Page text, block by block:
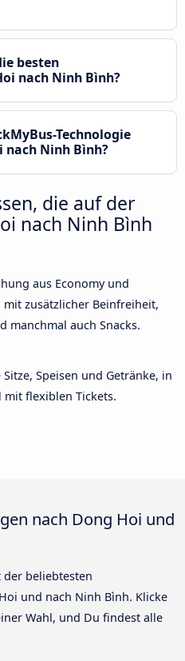
besten
nach Ninh Bình?
Technologie
nach Ninh Bình?
die auf der
nach Ninh Bình
aus Economy und
mit zusätzlicher Beinfreiheit,
manchmal auch Snacks.
Sitze, Speisen und Getränke, in
mit flexiblen Tickets.
nach Dong Hoi und
beliebtesten
und nach Ninh Bình. Klicke
Wahl, und Du findest alle